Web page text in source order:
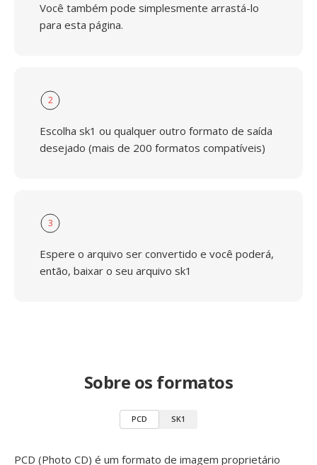
Você também pode simplesmente arrastá-lo
para esta página.
2
Escolha sk1 ou qualquer outro formato de saída
desejado (mais de 200 formatos compatíveis)
3
Espere o arquivo ser convertido e você poderá,
então, baixar o seu arquivo sk1
Sobre os formatos
PCD SK1
PCD (Photo CD) é um formato de imagem proprietário